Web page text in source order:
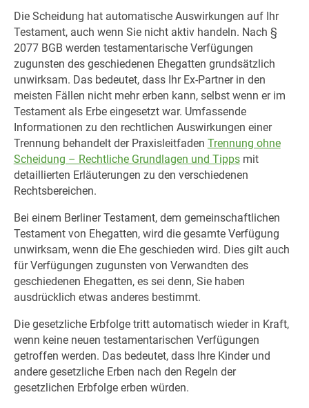
Die Scheidung hat automatische Auswirkungen auf Ihr
Testament, auch wenn Sie nicht aktiv handeln. Nach §
2077 BGB werden testamentarische Verfügungen
zugunsten des geschiedenen Ehegatten grundsätzlich
unwirksam. Das bedeutet, dass Ihr Ex-Partner in den
meisten Fällen nicht mehr erben kann, selbst wenn er im
Testament als Erbe eingesetzt war. Umfassende
Informationen zu den rechtlichen Auswirkungen einer
Trennung behandelt der Praxisleitfaden Trennung ohne
Scheidung – Rechtliche Grundlagen und Tippsmit
detaillierten Erläuterungen zu den verschiedenen
Rechtsbereichen.
Bei einem Berliner Testament, dem gemeinschaftlichen
Testament von Ehegatten, wird die gesamte Verfügung
unwirksam, wenn die Ehe geschieden wird. Dies gilt auch
für Verfügungen zugunsten von Verwandten des
geschiedenen Ehegatten, es sei denn, Sie haben
ausdrücklich etwas anderes bestimmt.
Die gesetzliche Erbfolge tritt automatisch wieder in Kraft,
wenn keine neuen testamentarischen Verfügungen
getroffen werden. Das bedeutet, dass Ihre Kinder und
andere gesetzliche Erben nach den Regeln der
gesetzlichen Erbfolge erben würden.